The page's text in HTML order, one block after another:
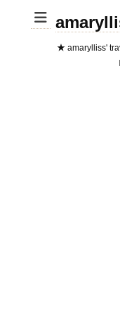
★ amarylliss'